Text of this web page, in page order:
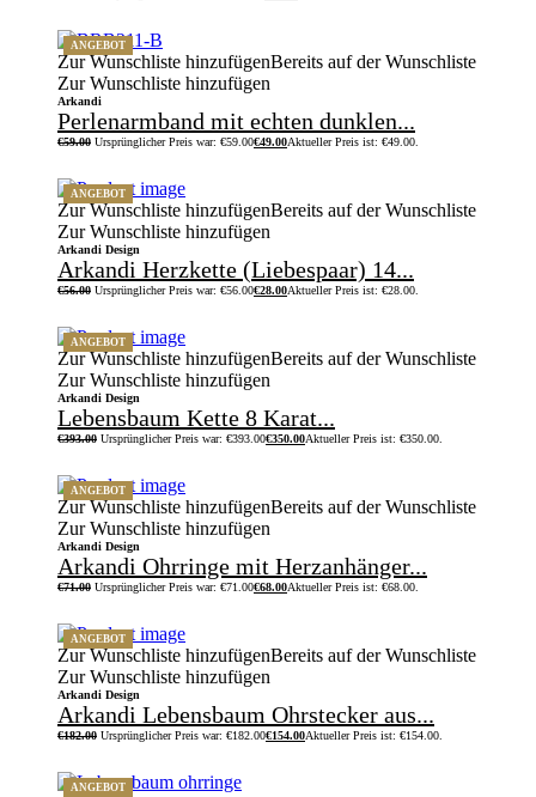
ANGEBOT
Zur Wunschliste hinzufügenBereits auf der Wunschliste
Zur Wunschliste hinzufügen
Arkandi
Perlenarmband mit echten dunklen...
€59.00 Ursprünglicher Preis war: €59.00€49.00Aktueller Preis ist: €49.00.
ANGEBOT
Zur Wunschliste hinzufügenBereits auf der Wunschliste
Zur Wunschliste hinzufügen
Arkandi Design
Arkandi Herzkette (Liebespaar) 14...
€56.00 Ursprünglicher Preis war: €56.00€28.00Aktueller Preis ist: €28.00.
ANGEBOT
Zur Wunschliste hinzufügenBereits auf der Wunschliste
Zur Wunschliste hinzufügen
Arkandi Design
Lebensbaum Kette 8 Karat...
€393.00 Ursprünglicher Preis war: €393.00€350.00Aktueller Preis ist: €350.00.
ANGEBOT
Zur Wunschliste hinzufügenBereits auf der Wunschliste
Zur Wunschliste hinzufügen
Arkandi Design
Arkandi Ohrringe mit Herzanhänger...
€71.00 Ursprünglicher Preis war: €71.00€68.00Aktueller Preis ist: €68.00.
ANGEBOT
Zur Wunschliste hinzufügenBereits auf der Wunschliste
Zur Wunschliste hinzufügen
Arkandi Design
Arkandi Lebensbaum Ohrstecker aus...
€182.00 Ursprünglicher Preis war: €182.00€154.00Aktueller Preis ist: €154.00.
ANGEBOT